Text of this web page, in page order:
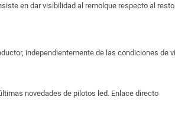
en dar visibilidad al remolque respecto al
independientemente de las condiciones de
novedades de pilotos led. Enlace directo